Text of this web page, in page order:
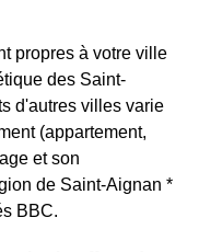
propres à votre ville
des Saint-
d'autres villes varie
(appartement,
et son
de Saint-Aignan *
BBC.